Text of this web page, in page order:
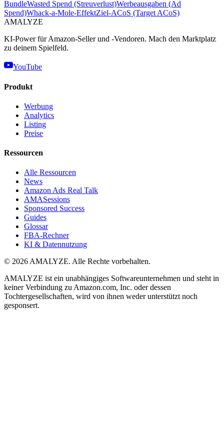
BundleWasted Spend (Streuverlust)Werbeausgaben (Ad
Spend)Whack-a-Mole-EffektZiel-ACoS (Target ACoS)
AMALYZE
KI-Power für Amazon-Seller und -Vendoren. Mach den Marktplatz
zu deinem Spielfeld.
YouTube
Produkt
Werbung
Analytics
Listing
Preise
Ressourcen
Alle Ressourcen
News
Amazon Ads Real Talk
AMASessions
Sponsored Success
Guides
Glossar
FBA-Rechner
KI & Datennutzung
© 2026 AMALYZE. Alle Rechte vorbehalten.
AMALYZE ist ein unabhängiges Softwareunternehmen und steht in
keiner Verbindung zu Amazon.com, Inc. oder dessen
Tochtergesellschaften, wird von ihnen weder unterstützt noch
gesponsert.